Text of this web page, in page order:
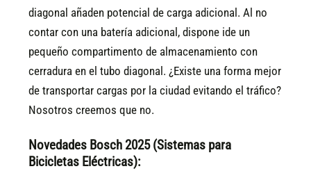
diagonal añaden potencial de carga adicional. Al no
contar con una batería adicional, dispone ide un
pequeño compartimento de almacenamiento con
cerradura en el tubo diagonal. ¿Existe una forma mejor
de transportar cargas por la ciudad evitando el tráfico?
Nosotros creemos que no.
Novedades Bosch 2025 (Sistemas para
Bicicletas Eléctricas):